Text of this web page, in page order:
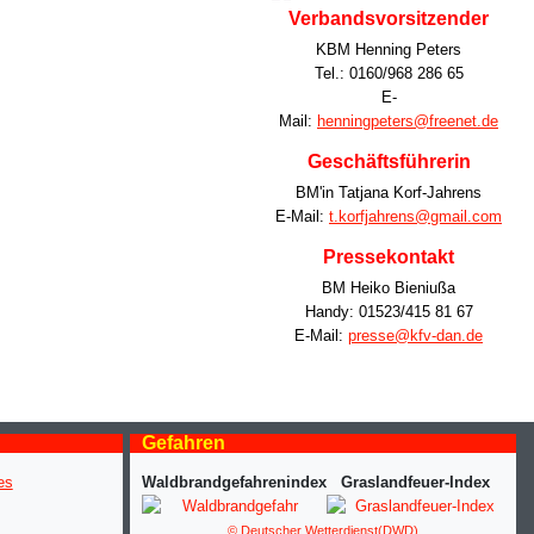
Verbandsvorsitzender
KBM Henning Peters
Tel.: 0160/968 286 65
E-
Mail: henningpeters@freenet.de
Geschäftsführerin
BM'in Tatjana Korf-Jahrens
E-Mail: t.korfjahrens@gmail.com
Pressekontakt
BM Heiko Bieniußa
Handy: 01523/415 81 67
E-Mail: presse@kfv-dan.de
Gefahren
Waldbrandgefahrenindex Graslandfeuer-Index
© Deutscher Wetterdienst(DWD)